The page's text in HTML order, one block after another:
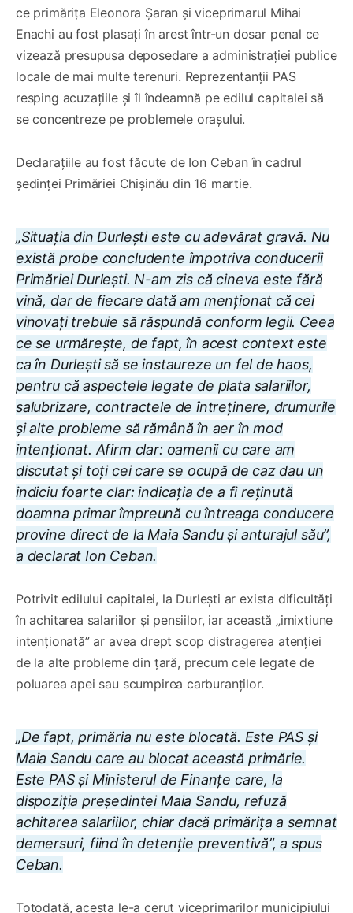
ce primărița Eleonora Șaran și viceprimarul Mihai
Enachi au fost plasați în arest într-un dosar penal ce
vizează presupusa deposedare a administrației publice
locale de mai multe terenuri. Reprezentanții PAS
resping acuzațiile și îl îndeamnă pe edilul capitalei să
se concentreze pe problemele orașului.
Declarațiile au fost făcute de Ion Ceban în cadrul
ședinței Primăriei Chișinău din 16 martie.
„Situația din Durlești este cu adevărat gravă. Nu
există probe concludente împotriva conducerii
Primăriei Durlești. N-am zis că cineva este fără
vină, dar de fiecare dată am menționat că cei
vinovați trebuie să răspundă conform legii. Ceea
ce se urmărește, de fapt, în acest context este
ca în Durlești să se instaureze un fel de haos,
pentru că aspectele legate de plata salariilor,
salubrizare, contractele de întreținere, drumurile
și alte probleme să rămână în aer în mod
intenționat. Afirm clar: oamenii cu care am
discutat și toți cei care se ocupă de caz dau un
indiciu foarte clar: indicația de a fi reținută
doamna primar împreună cu întreaga conducere
provine direct de la Maia Sandu și anturajul său”,
a declarat Ion Ceban.
Potrivit edilului capitalei, la Durlești ar exista dificultăți
în achitarea salariilor și pensiilor, iar această „imixtiune
intenționată” ar avea drept scop distragerea atenției
de la alte probleme din țară, precum cele legate de
poluarea apei sau scumpirea carburanților.
„De fapt, primăria nu este blocată. Este PAS și
Maia Sandu care au blocat această primărie.
Este PAS și Ministerul de Finanțe care, la
dispoziția președintei Maia Sandu, refuză
achitarea salariilor, chiar dacă primărița a semnat
demersuri, fiind în detenție preventivă”, a spus
Ceban.
Totodată, acesta le-a cerut viceprimarilor municipiului